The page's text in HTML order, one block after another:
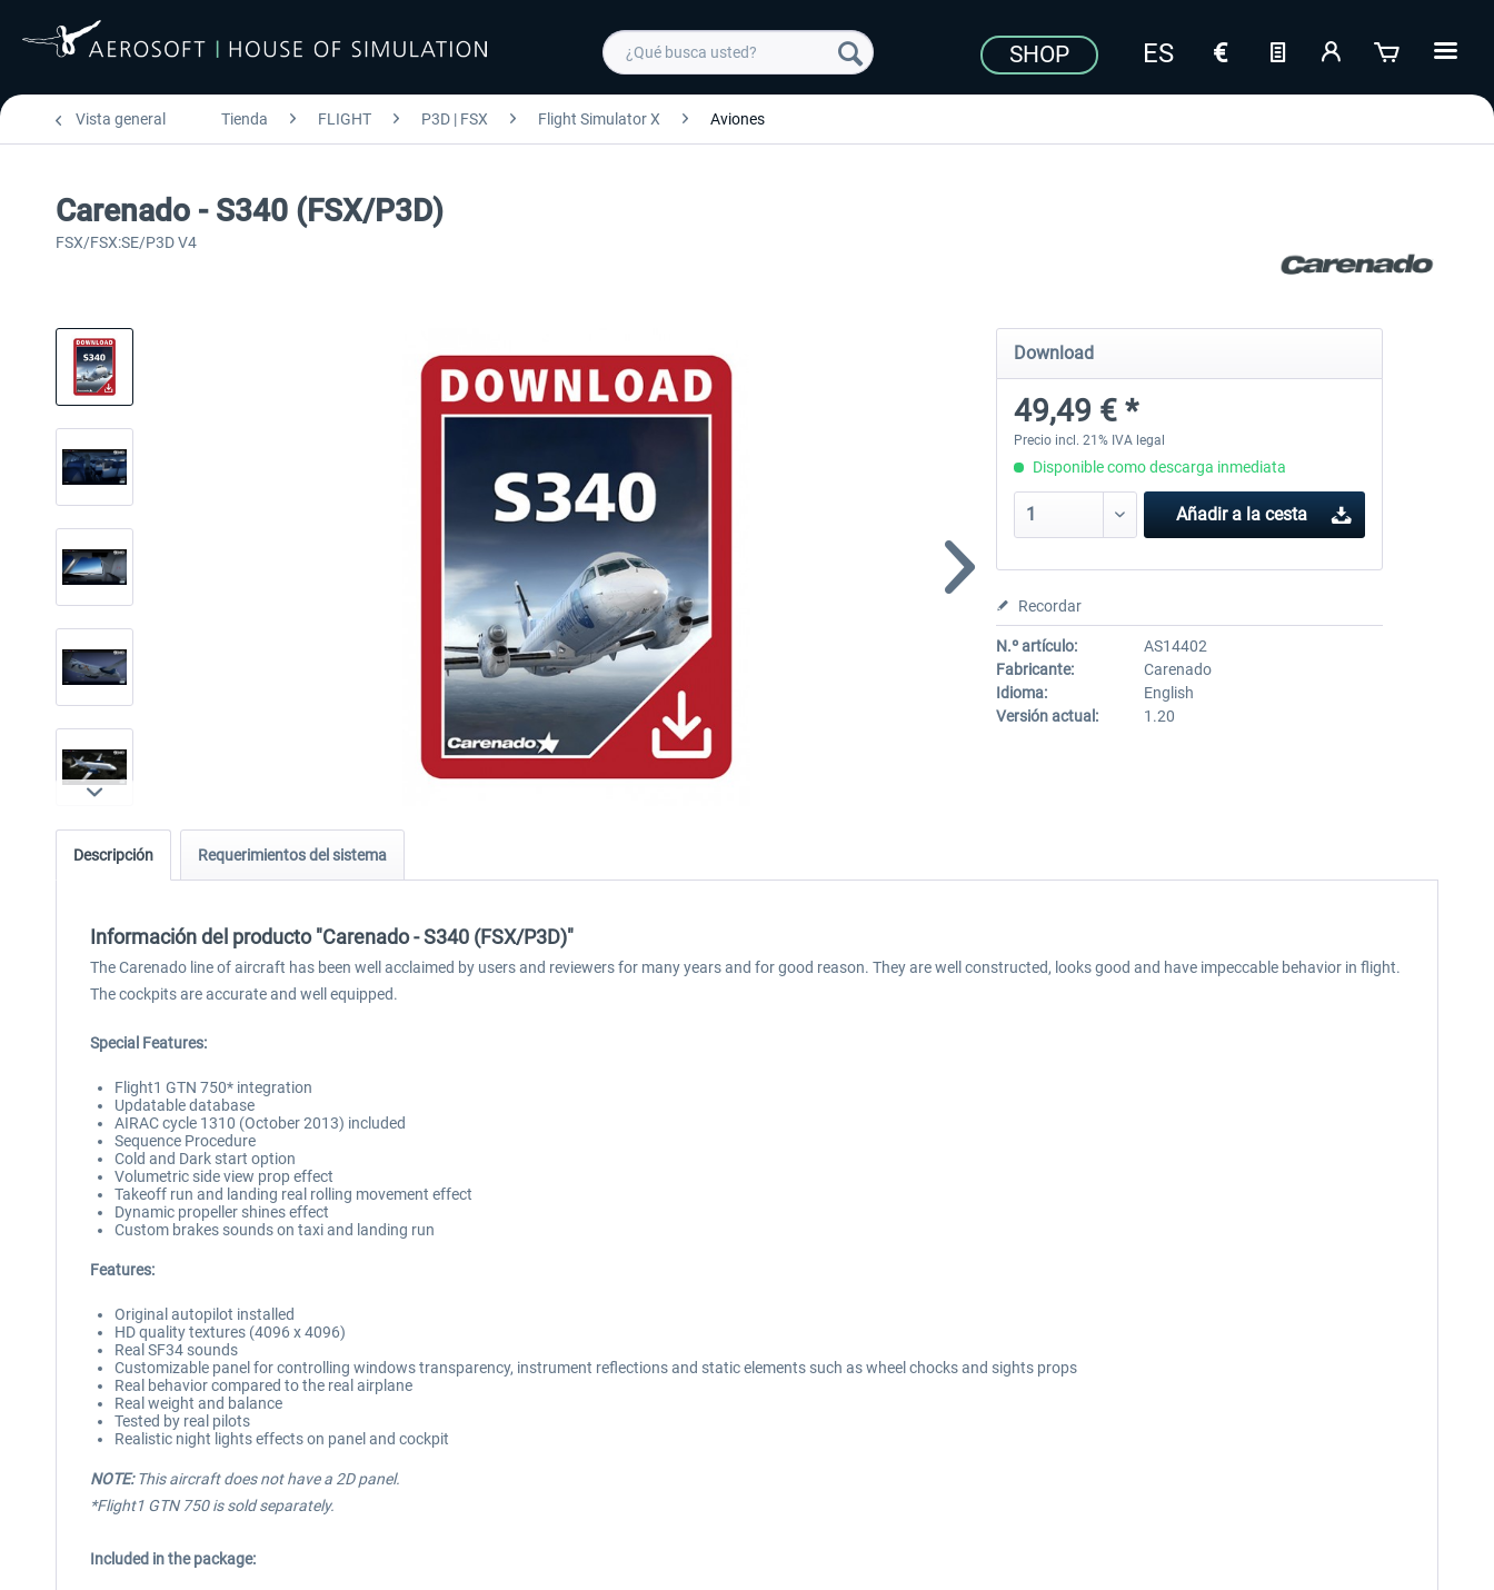
SHOP
Vista general Tienda FLIGHT P3D | FSX Flight Simulator X Aviones
Carenado - S340 (FSX/P3D)
FSX/FSX:SE/P3D V4
Download
49,49 € *
Precio incl. 21% IVA legal
Disponible como descarga inmediata
Añadir a la cesta
Recordar
N.º artículo:
AS14402
Fabricante:
Carenado
Idioma:
English
Versión actual:
1.20
Descripción Requerimientos del sistema
Información del producto "Carenado - S340 (FSX/P3D)"
The Carenado line of aircraft has been well acclaimed by users and reviewers for many years and for good reason. They are well constructed, looks good and have impeccable behavior in flight.
The cockpits are accurate and well equipped.
Special Features:
Flight1 GTN 750* integration
Updatable database
AIRAC cycle 1310 (October 2013) included
Sequence Procedure
Cold and Dark start option
Volumetric side view prop effect
Takeoff run and landing real rolling movement effect
Dynamic propeller shines effect
Custom brakes sounds on taxi and landing run
Features:
Original autopilot installed
HD quality textures (4096 x 4096)
Real SF34 sounds
Customizable panel for controlling windows transparency, instrument reflections and static elements such as wheel chocks and sights props
Real behavior compared to the real airplane
Real weight and balance
Tested by real pilots
Realistic night lights effects on panel and cockpit
NOTE:This aircraft does not have a 2D panel.
*Flight1 GTN 750 is sold separately.
Included in the package: